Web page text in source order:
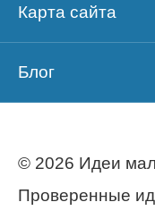
Карта сайта
Блог
© 2026 Идеи
Проверенные